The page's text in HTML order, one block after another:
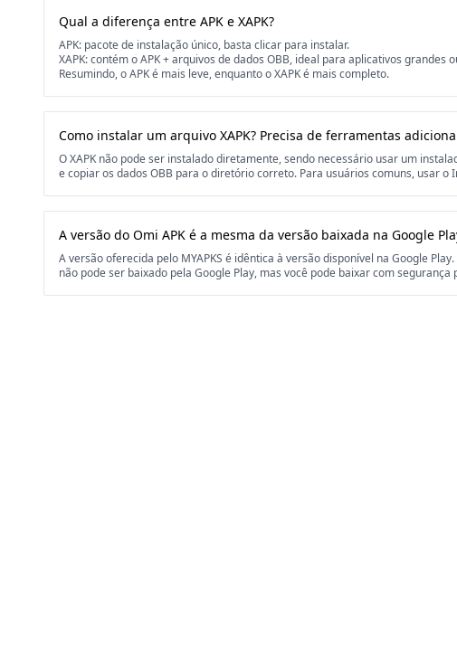
Qual a diferença entre APK e XAPK?
APK: pacote de instalação único, basta clicar para instalar.
XAPK: contém o APK + arquivos de dados OBB, ideal para aplicativos grandes
Resumindo, o APK é mais leve, enquanto o XAPK é mais completo.
Como instalar um arquivo XAPK? Precisa de ferramentas
O XAPK não pode ser instalado diretamente, sendo necessário usar um
e copiar os dados OBB para o diretório correto. Para usuários comuns, usar o
A versão do Omi APK é a mesma da versão baixada na Google
A versão oferecida pelo MYAPKS é idêntica à versão disponível na Google
não pode ser baixado pela Google Play, mas você pode baixar com segurança